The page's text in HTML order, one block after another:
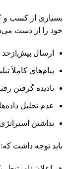
بسیاری از کسب و
خود را از دست
ارسال بیش‌ازحد
پیام‌های کاملاً
نادیده گرفتن
عدم تحلیل
نداشتن
باید توجه داشت که: